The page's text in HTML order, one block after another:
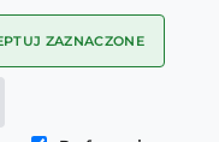
ZAZNACZONE